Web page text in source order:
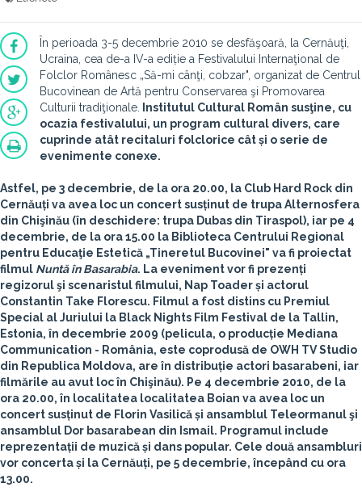
În perioada 3-5 decembrie 2010 se desfăşoară, la Cernăuţi,
Ucraina, cea de-a IV-a ediție a Festivalului Internaţional de
Folclor Românesc „Să-mi cânţi, cobzar", organizat de Centrul
Bucovinean de Artă pentru Conservarea şi Promovarea
Culturii tradiţionale.
Institutul Cultural Român susţine, cu
ocazia festivalului, un program cultural divers, care
cuprinde atât recitaluri folclorice cât și o serie de
evenimente conexe.
Astfel, pe 3 decembrie, de la ora 20.00, la Club Hard Rock din
Cernăuți va avea loc un concert susținut de trupaAlternosfera
din Chişinău (în deschidere: trupa Dubas din Tiraspol), iar pe 4
decembrie, de la ora 15.00 la Biblioteca Centrului Regional
pentru Educaţie Estetică „Tineretul Bucovinei" va fi proiectat
filmul Nuntă în Basarabia. La eveniment vor fi prezenți
regizorul şi scenaristul filmului, Nap Toader și actorul
Constantin Take Florescu. Filmul a fost distins cu Premiul
Special al Juriului la Black Nights Film Festival de la Tallin,
Estonia, în decembrie 2009 (pelicula, o producție Mediana
Communication - România, este coprodusă de OWH TV Studio
din Republica Moldova, are în distribuție actori basarabeni, iar
filmările au avut loc în Chişinău). Pe 4 decembrie 2010, de la
ora 20.00, în localitatea localitatea Boian va avea loc un
concert susținut de Florin Vasilică și ansamblul Teleormanul şi
ansamblul Dor basarabean din Ismail. Programul include
reprezentații de muzică și dans popular. Cele două ansambluri
vor concerta și la Cernăuți, pe 5 decembrie, începând cu ora
13.00.